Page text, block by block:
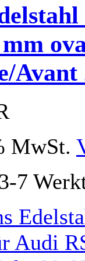
mm
Avant
MwSt.
7